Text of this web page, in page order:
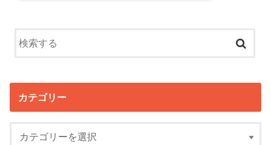
カテゴリー